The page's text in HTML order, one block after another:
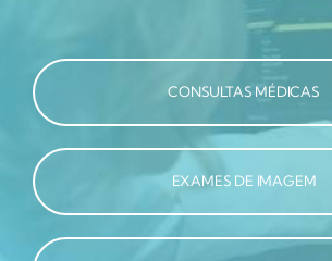
CONSULTAS MÉDICAS
EXAMES DE IMAGEM